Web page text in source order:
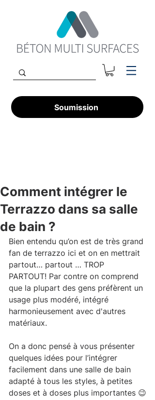
Soumission
Comment intégrer le
Terrazzo dans sa salle
de bain ?
Bien entendu qu’on est de très grand
fan de terrazzo ici et on en mettrait
partout… partout … TROP
PARTOUT! Par contre on comprend
que la plupart des gens préfèrent un
usage plus modéré, intégré
harmonieusement avec d'autres
matériaux.
On a donc pensé à vous présenter
quelques idées pour l’intégrer
facilement dans une salle de bain
adapté à tous les styles, à petites
doses et à doses plus importantes 😉